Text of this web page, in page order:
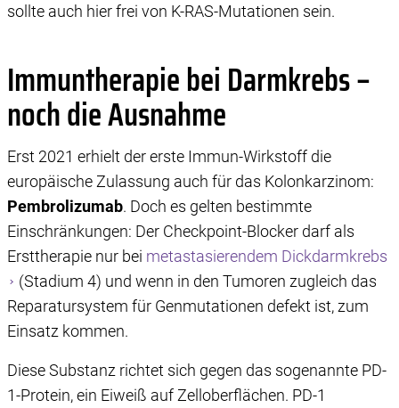
sollte auch hier frei von K-RAS-Mutationen sein.
Immuntherapie bei Darmkrebs –
noch die Ausnahme
Erst 2021 erhielt der erste Immun-Wirkstoff die
europäische Zulassung auch für das Kolonkarzinom:
Pembrolizumab. Doch es gelten bestimmte
Einschränkungen: Der Checkpoint-Blocker darf als
Ersttherapie nur bei metastasierendem Dickdarmkrebs
(Stadium 4) und wenn in den Tumoren zugleich das
Reparatursystem für Genmutationen defekt ist, zum
Einsatz kommen.
Diese Substanz richtet sich gegen das sogenannte PD-
1-Protein, ein Eiweiß auf Zelloberflächen. PD-1